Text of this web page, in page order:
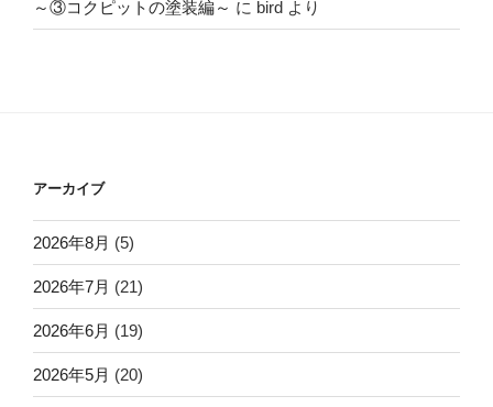
～③コクピットの塗装編～ に bird より
アーカイブ
2026年8月 (5)
2026年7月 (21)
2026年6月 (19)
2026年5月 (20)